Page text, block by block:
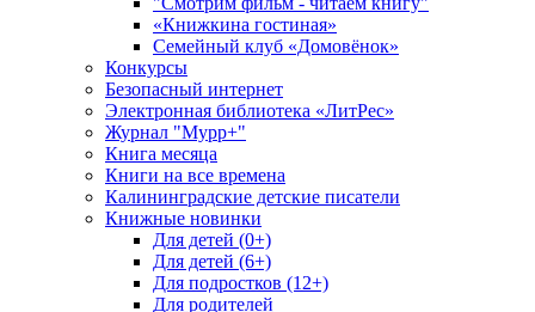
«Книжкина гостиная»
Семейный клуб «Домовёнок»
Конкурсы
Безопасный интернет
Электронная библиотека «ЛитРес»
Журнал "Мурр+"
Книга месяца
Книги на все времена
Калининградские детские писатели
Книжные новинки
Для детей (0+)
Для детей (6+)
Для подростков (12+)
Для родителей